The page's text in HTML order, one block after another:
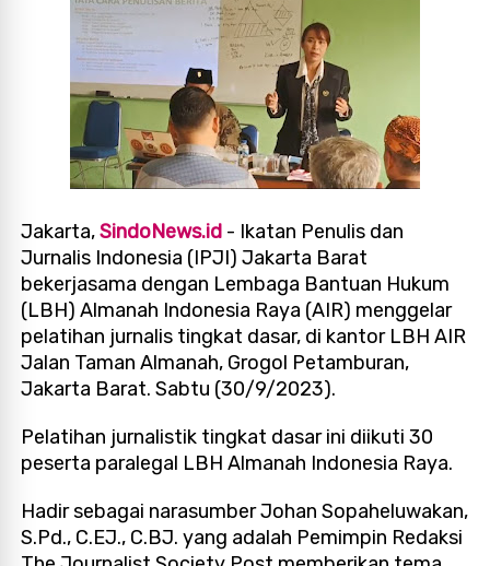
Jakarta,SindoNews.id - Ikatan Penulis dan
Jurnalis Indonesia (IPJI) Jakarta Barat
bekerjasama dengan Lembaga Bantuan Hukum
(LBH) Almanah Indonesia Raya (AIR) menggelar
pelatihan jurnalis tingkat dasar, di kantor LBH AIR
Jalan Taman Almanah, Grogol Petamburan,
Jakarta Barat. Sabtu (30/9/2023).
Pelatihan jurnalistik tingkat dasar ini diikuti 30
peserta paralegal LBH Almanah Indonesia Raya.
Hadir sebagai narasumber Johan Sopaheluwakan,
S.Pd., C.EJ., C.BJ. yang adalah Pemimpin Redaksi